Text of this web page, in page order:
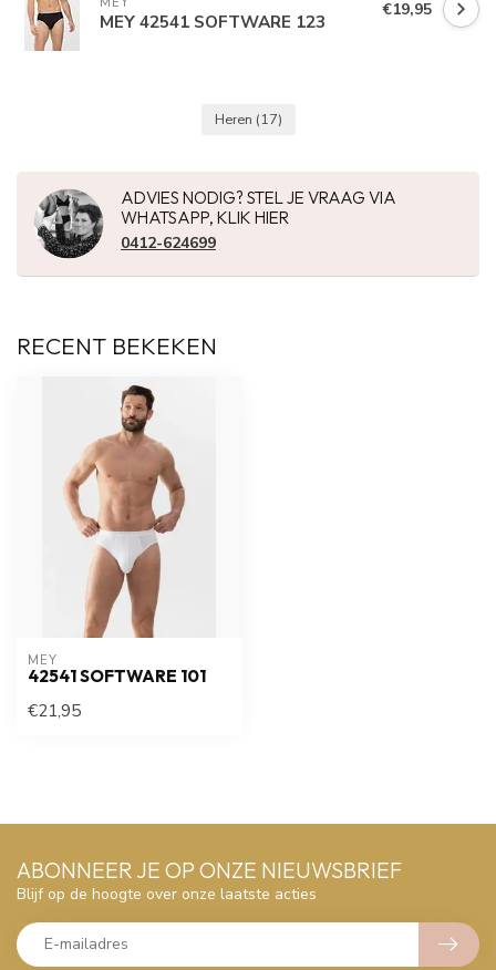
MEY 42541 SOFTWARE 123 €19,95
Heren (17)
ADVIES NODIG? STEL JE VRAAG VIA
WHATSAPP, KLIK HIER
0412-624699
RECENT BEKEKEN
MEY
42541 SOFTWARE 101
€21,95
ABONNEER JE OP ONZE NIEUWSBRIEF
Blijf op de hoogte over onze laatste acties